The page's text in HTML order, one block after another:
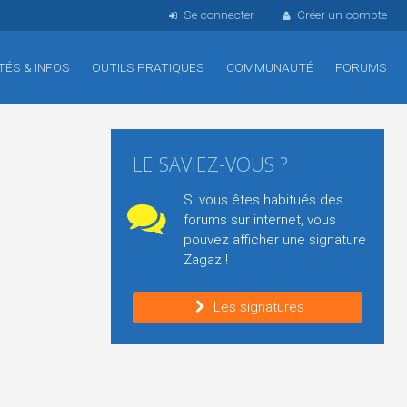
Se connecter Créer un compte
& INFOS OUTILS PRATIQUES COMMUNAUTÉ FORUMS
LE SAVIEZ-VOUS ?
Si vous êtes habitués des
forums sur internet, vous
pouvez afficher une signature
Zagaz !
Les signatures